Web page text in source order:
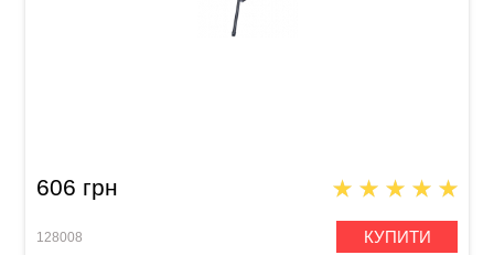
606 грн
128008 КУПИТИ